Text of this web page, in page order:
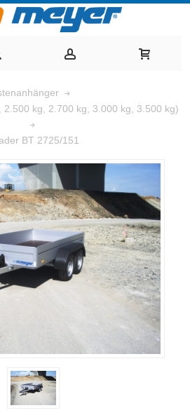
kg, 2.700 kg, 3.000 kg, 3.500 kg)
BT 2725/151